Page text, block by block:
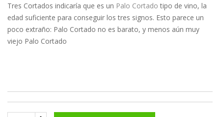
Tres Cortados indicaría que es un Palo Cortado tipo de vino, la
edad suficiente para conseguir los tres signos. Esto parece un
poco extraño: Palo Cortado no es barato, y menos aún muy
viejo Palo Cortado